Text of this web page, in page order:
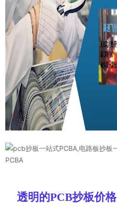
透明的PCB抄板价格